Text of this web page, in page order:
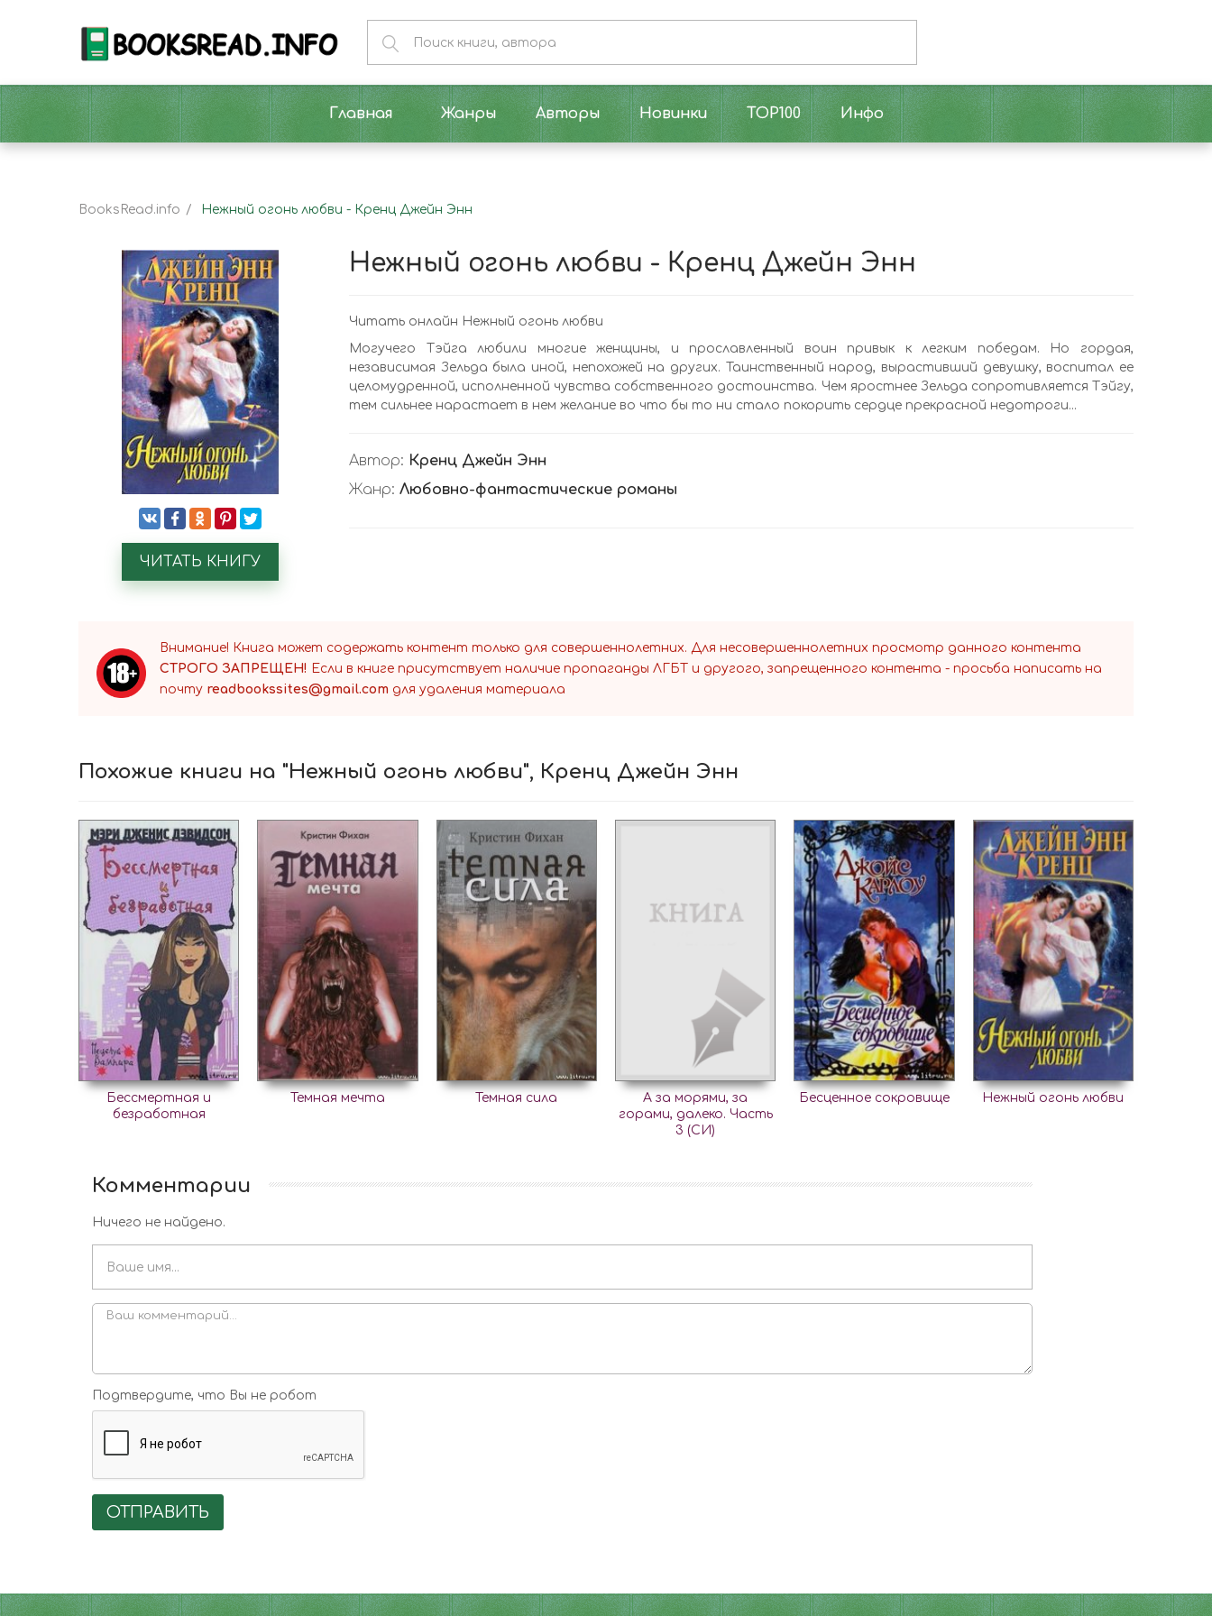
Главная Жанры Авторы Новинки TOP100 Инфо
BooksRead.info Нежный огонь любви - Кренц Джейн Энн
ЧИТАТЬ КНИГУ
Нежный огонь любви - Кренц Джейн Энн
Читать онлайн Нежный огонь любви
Могучего Тэйга любили многие женщины, и прославленный воин привык к легким победам. Но гордая,
независимая Зельда была иной, непохожей на других. Таинственный народ, вырастивший девушку, воспитал ее
целомудренной, исполненной чувства собственного достоинства. Чем яростнее Зельда сопротивляется Тэйгу,
тем сильнее нарастает в нем желание во что бы то ни стало покорить сердце прекрасной недотроги...
Автор: Кренц Джейн Энн
Жанр: Любовно-фантастические романы
Внимание! Книга может содержать контент только для совершеннолетних. Для несовершеннолетних просмотр данного контента
СТРОГО ЗАПРЕЩЕН! Если в книге присутствует наличие пропаганды ЛГБТ и другого, запрещенного контента - просьба написать на
почту readbookssites@gmail.com для удаления материала
Похожие книги на "Нежный огонь любви", Кренц Джейн Энн
Бессмертная и
безработная
Темная мечта Темная сила
А за морями, за
горами, далеко. Часть
3 (СИ)
Бесценное сокровище Нежный огонь любви
Комментарии
Ничего не найдено.
Подтвердите, что Вы не робот
ОТПРАВИТЬ